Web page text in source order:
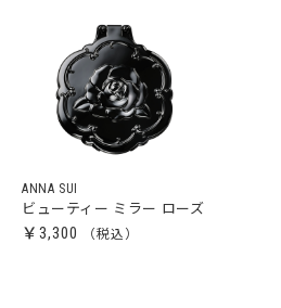
ANNA SUI
ビューティー ミラー ローズ
￥3,300